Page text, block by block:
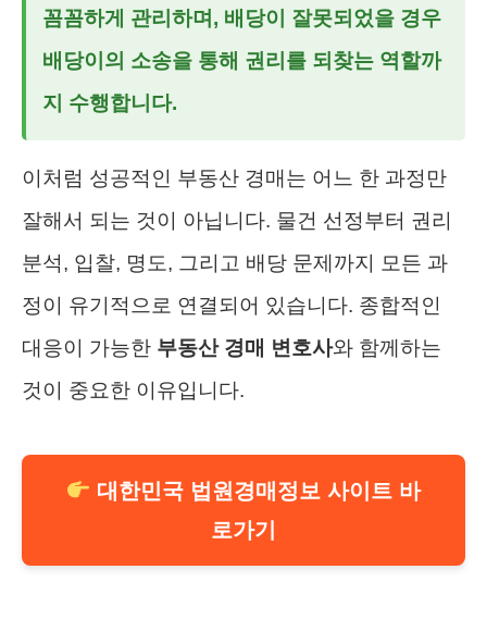
꼼꼼하게 관리하며, 배당이 잘못되었을 경우
배당이의 소송을 통해 권리를 되찾는 역할까
지 수행합니다.
이처럼 성공적인 부동산 경매는 어느 한 과정만
잘해서 되는 것이 아닙니다. 물건 선정부터 권리
분석, 입찰, 명도, 그리고 배당 문제까지 모든 과
정이 유기적으로 연결되어 있습니다. 종합적인
대응이 가능한 부동산 경매 변호사와 함께하는
것이 중요한 이유입니다.
대한민국 법원경매정보 사이트 바
로가기